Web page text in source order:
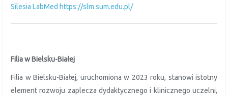
Silesia LabMed https://slm.sum.edu.pl/
Filia w Bielsku-Białej
Filia w Bielsku-Białej, uruchomiona w 2023 roku, stanowi istotny
element rozwoju zaplecza dydaktycznego i klinicznego uczelni,